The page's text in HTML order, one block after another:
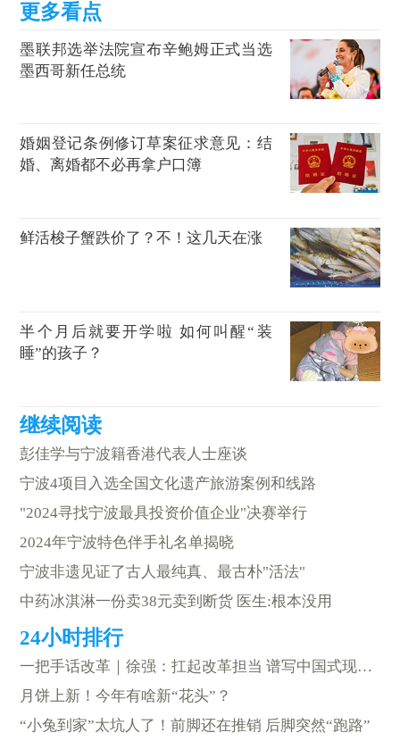
墨联邦选举法院宣布辛鲍姆正式当选
墨西哥新任总统
婚姻登记条例修订草案征求意见：结
婚、离婚都不必再拿户口簿
鲜活梭子蟹跌价了？不！这几天在涨
半个月后就要开学啦 如何叫醒“装
睡”的孩子？
彭佳学与宁波籍香港代表人士座谈
宁波4项目入选全国文化遗产旅游案例和线路
"2024寻找宁波最具投资价值企业"决赛举行
2024年宁波特色伴手礼名单揭晓
宁波非遗见证了古人最纯真、最古朴"活法"
中药冰淇淋一份卖38元卖到断货 医生:根本没用
一把手话改革｜徐强：扛起改革担当 谱写中国式现代化海曙篇章
月饼上新！今年有啥新“花头”？
“小兔到家”太坑人了！前脚还在推销 后脚突然“跑路”